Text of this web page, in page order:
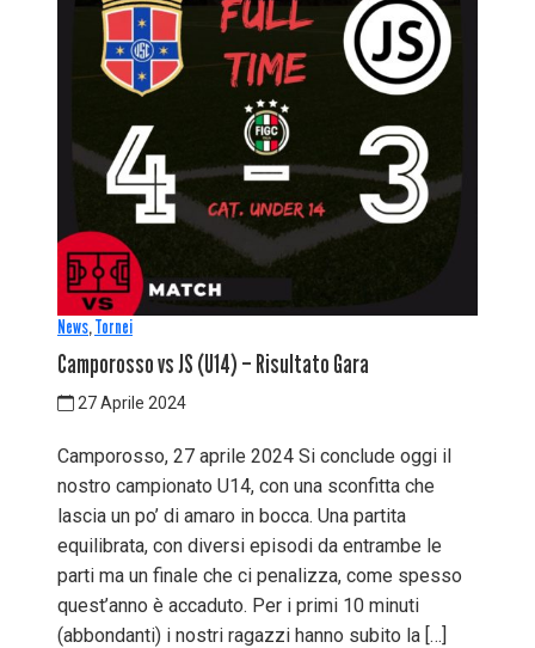
News,Tornei
Camporosso vs JS (U14) – Risultato Gara
27 Aprile 2024
Camporosso, 27 aprile 2024 Si conclude oggi il
nostro campionato U14, con una sconfitta che
lascia un po’ di amaro in bocca. Una partita
equilibrata, con diversi episodi da entrambe le
parti ma un finale che ci penalizza, come spesso
quest’anno è accaduto. Per i primi 10 minuti
(abbondanti) i nostri ragazzi hanno subito la […]